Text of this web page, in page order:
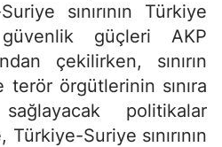
sınırının Türkiye
güçleri AKP
çekilirken, sınırın
terör örgütlerinin sınıra
politikalar
Suriye sınırının